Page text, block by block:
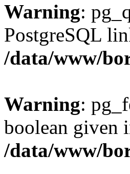
Warning:
PostgreSQL
/data/www/
Warning:
boolean given
/data/www/